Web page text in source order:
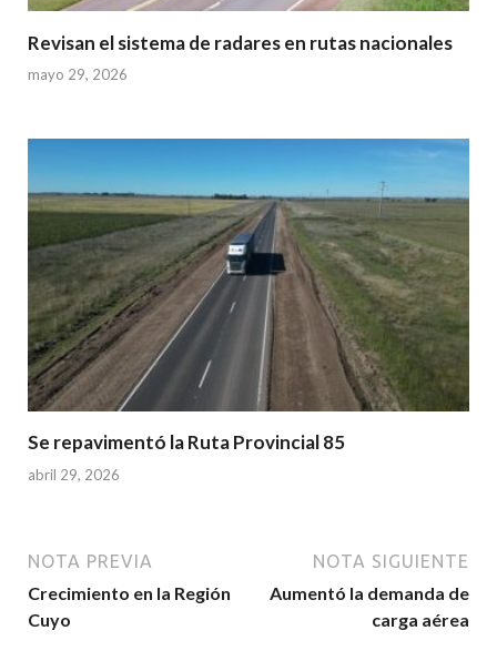
Revisan el sistema de radares en rutas nacionales
mayo 29, 2026
Se repavimentó la Ruta Provincial 85
abril 29, 2026
NOTA PREVIA
Crecimiento en la Región
Cuyo
NOTA SIGUIENTE
Aumentó la demanda de
carga aérea